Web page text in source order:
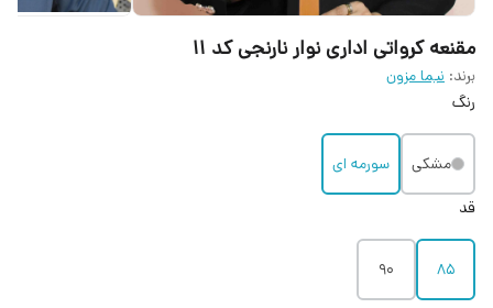
مقنعه کرواتی اداری نوار نارنجی کد ۱۱
برند: نیما مزون
رنگ
مشکی
سورمه ای
قد
85
90